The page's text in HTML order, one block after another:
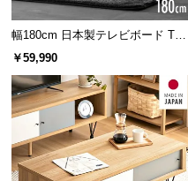
幅180cm 日本製テレビボード TOT-
020
￥59,990